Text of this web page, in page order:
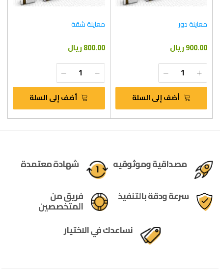
معاينة دور
900.00 ريال
أضف إلى السلة
معاينة شقة
800.00 ريال
أضف إلى السلة
مصداقية وموثوقيه
شهادة معتمدة
سرعة ودقة بالتنفيذ
فريق من
المتخصصين
نساعدك في الاختيار